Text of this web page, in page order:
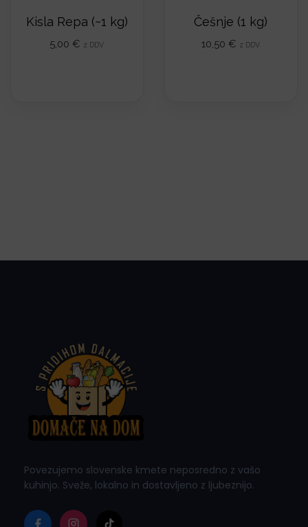
:
o
,
Kisla Repa (~1 kg)
5,00€ z DDV
Češnje (1 kg)
10,50€ z DDV
Povezujemo slovenske kmete neposredno z vašo
kuhinjo. Sveže, lokalno in dostavljeno z ljubeznijo.